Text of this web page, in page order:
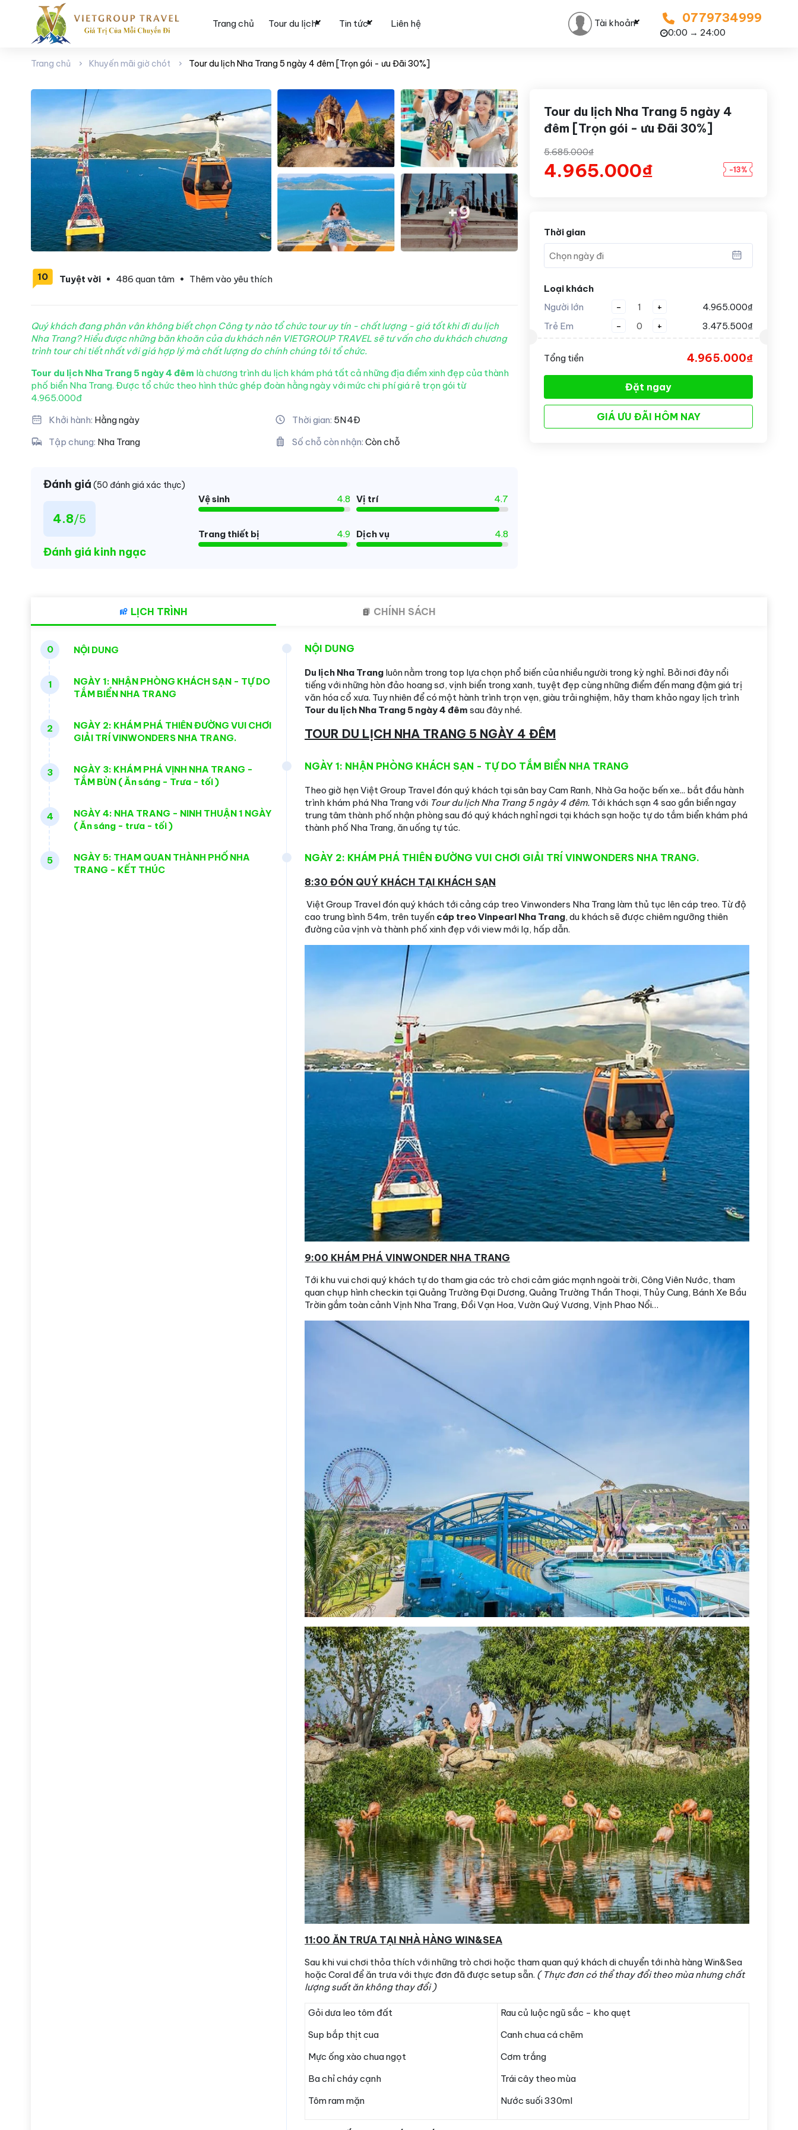
Trang chủ Tour du lịch Tin tức Liên hệ Tài khoản 0779734999
0:00 → 24:00
Trang chủ Khuyến mãi giờ chót Tour du lịch Nha Trang 5 ngày 4 đêm [Trọn gói - ưu Đãi 30%]
+9
10 Tuyệt vời • 486 quan tâm • Thêm vào yêu thích
Quý khách đang phân vân không biết chọn Công ty nào tổ chức tour uy tín - chất lượng - giá tốt khi đi du lịch
Nha Trang?Hiểu được những băn khoăn của du khách nên VIETGROUP TRAVEL sẽ tư vấn cho du khách chương
trình tour chi tiết nhất với giá hợp lý mà chất lượng do chính chúng tôi tổ chức.
Tour du lịch Nha Trang 5 ngày 4 đêm là chương trình du lịch khám phá tất cả những địa điểm xinh đẹp của thành
phố biển Nha Trang. Được tổ chức theo hình thức ghép đoàn hằng ngày với mức chi phí giá rẻ trọn gói từ
4.965.000đ
Khởi hành: Hằng ngày Thời gian: 5N4Đ
Tập chung: Nha Trang Số chỗ còn nhận: Còn chỗ
Đánh giá (50 đánh giá xác thực)
4.8/5
Đánh giá kinh ngạc
Vệ sinh 4.8
Trang thiết bị 4.9
Vị trí 4.7
Dịch vụ 4.8
Tour du lịch Nha Trang 5 ngày 4
đêm [Trọn gói - ưu Đãi 30%]
5.685.000₫
4.965.000₫ -13%
Thời gian
Loại khách
Người lớn
- +
4.965.000₫
Trẻ Em
- + 3.475.500₫
Tổng tiền 4.965.000₫
Đặt ngay
GIÁ ƯU ĐÃI HÔM NAY
LỊCH TRÌNH CHÍNH SÁCH
0 NỘI DUNG
1
NGÀY 1: NHẬN PHÒNG KHÁCH SẠN - TỰ DO
TẮM BIỂN NHA TRANG
2
NGÀY 2: KHÁM PHÁ THIÊN ĐƯỜNG VUI CHƠI
GIẢI TRÍ VINWONDERS NHA TRANG.
3
NGÀY 3: KHÁM PHÁ VỊNH NHA TRANG -
TẮM BÙN ( Ăn sáng - Trưa - tối )
4
NGÀY 4: NHA TRANG - NINH THUẬN 1 NGÀY
( Ăn sáng - trưa - tối )
5
NGÀY 5: THAM QUAN THÀNH PHỐ NHA
TRANG - KẾT THÚC
NỘI DUNG
Du lịch Nha Trang luôn nằm trong top lựa chọn phổ biến của nhiều người trong kỳ nghỉ. Bởi nơi đây nổi
tiếng với những hòn đảo hoang sơ, vịnh biển trong xanh, tuyệt đẹp cùng những điểm đến mang đậm giá trị
văn hóa cổ xưa. Tuy nhiên để có một hành trình trọn vẹn, giàu trải nghiệm, hãy tham khảo ngay lịch trình
Tour du lịch Nha Trang 5 ngày 4 đêm sau đây nhé.
TOUR DU LỊCH NHA TRANG 5 NGÀY 4 ĐÊM
NGÀY 1: NHẬN PHÒNG KHÁCH SẠN - TỰ DO TẮM BIỂN NHA TRANG
Theo giờ hẹn Việt Group Travel đón quý khách tại sân bay Cam Ranh, Nhà Ga hoặc bến xe... bắt đầu hành
trình khám phá Nha Trang với Tour du lịch Nha Trang 5 ngày 4 đêm. Tới khách sạn 4 sao gần biển ngay
trung tâm thành phố nhận phòng sau đó quý khách nghỉ ngơi tại khách sạn hoặc tự do tắm biển khám phá
thành phố Nha Trang, ăn uống tự túc.
NGÀY 2: KHÁM PHÁ THIÊN ĐƯỜNG VUI CHƠI GIẢI TRÍ VINWONDERS NHA TRANG.
8:30 ĐÓN QUÝ KHÁCH TẠI KHÁCH SẠN
Việt Group Travel đón quý khách tới cảng cáp treo Vinwonders Nha Trang làm thủ tục lên cáp treo. Từ độ
cao trung bình 54m, trên tuyến cáp treo Vinpearl Nha Trang, du khách sẽ được chiêm ngưỡng thiên
đường của vịnh và thành phố xinh đẹp với view mới lạ, hấp dẫn.
9:00 KHÁM PHÁ VINWONDER NHA TRANG
Tới khu vui chơi quý khách tự do tham gia các trò chơi cảm giác mạnh ngoài trời, Công Viên Nước, tham
quan chụp hình checkin tại Quảng Trường Đại Dương, Quảng Trường Thần Thoại, Thủy Cung, Bánh Xe Bầu
Trờin gắm toàn cảnh Vịnh Nha Trang, Đồi Vạn Hoa, Vườn Quý Vương, Vịnh Phao Nổi…
11:00 ĂN TRƯA TẠI NHÀ HÀNG WIN&SEA
Sau khi vui chơi thỏa thích với những trò chơi hoặc tham quan quý khách di chuyển tới nhà hàng Win&Sea
hoặc Coral để ăn trưa với thực đơn đã được setup sẵn. ( Thực đơn có thể thay đổi theo mùa nhưng chất
lượng suất ăn không thay đổi )
Gỏi dưa leo tôm đất
Sup bắp thịt cua
Mực ống xào chua ngọt
Ba chỉ cháy cạnh
Tôm ram mặn
Rau củ luộc ngũ sắc - kho quẹt
Canh chua cá chẽm
Cơm trắng
Trái cây theo mùa
Nước suối 330ml